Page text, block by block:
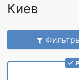
Киев